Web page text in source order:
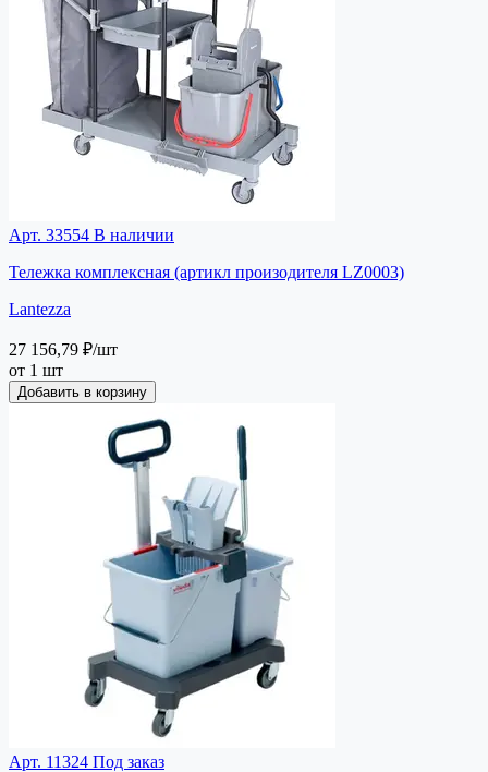
Арт. 33554 В наличии
Тележка комплексная (артикл произодителя LZ0003)
Lantezza
27 156,79 ₽/шт
от 1 шт
Добавить в корзину
Арт. 11324 Под заказ